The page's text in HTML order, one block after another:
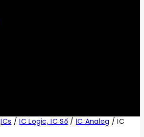
ICs / IC Logic, IC Số / IC Analog / IC